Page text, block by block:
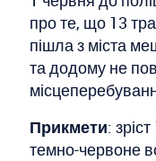
про те, що 13
пішла з міста
та додому не
Прикмети:
темно-червоне